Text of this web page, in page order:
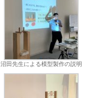
沼田先生による模型製作の説明